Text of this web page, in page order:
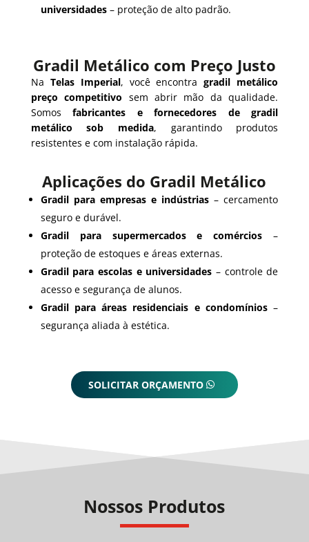
universidades– proteção de alto padrão.
Gradil Metálico com Preço Justo
Na Telas Imperial, você encontragradil metálico
preço competitivo sem abrir mão da qualidade.
Somosfabricantes e fornecedores de gradil
metálico sob medida, garantindo produtos
resistentes e com instalação rápida.
Aplicações do Gradil Metálico
Gradil para empresas e indústrias – cercamento
seguro e durável.
Gradil para supermercados e comércios –
proteção de estoques e áreas externas.
Gradil para escolas e universidades – controle de
acesso e segurança de alunos.
Gradil para áreas residenciais e condomínios–
segurança aliada à estética.
SOLICITAR ORÇAMENTO
Nossos Produtos